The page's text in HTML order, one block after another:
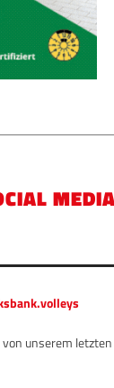
MEDIA
unserem